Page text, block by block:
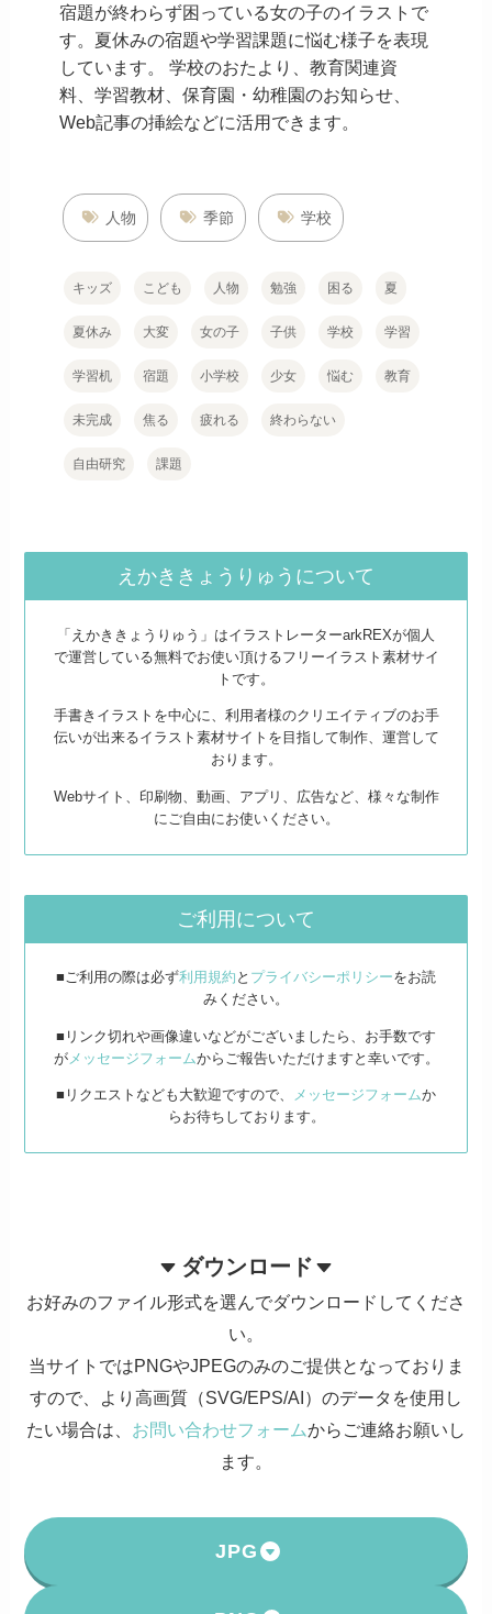
宿題が終わらず困っている女の子のイラストで
す。夏休みの宿題や学習課題に悩む様子を表現
しています。 学校のおたより、教育関連資
料、学習教材、保育園・幼稚園のお知らせ、
Web記事の挿絵などに活用できます。
人物 季節 学校
キッズ こども 人物 勉強 困る 夏
夏休み 大変 女の子 子供 学校 学習
学習机 宿題 小学校 少女 悩む 教育
未完成 焦る 疲れる 終わらない
自由研究 課題
えかききょうりゅうについて
「えかききょうりゅう」はイラストレーターarkREXが個人
で運営している無料でお使い頂けるフリーイラスト素材サイ
トです。
手書きイラストを中心に、利用者様のクリエイティブのお手
伝いが出来るイラスト素材サイトを目指して制作、運営して
おります。
Webサイト、印刷物、動画、アプリ、広告など、様々な制作
にご自由にお使いください。
ご利用について
■ご利用の際は必ず利用規約 と プライバシーポリシーをお読
みください。
■リンク切れや画像違いなどがございましたら、お手数です
がメッセージフォームからご報告いただけますと幸いです。
■リクエストなども大歓迎ですので、 メッセージフォームか
らお待ちしております。
ダウンロード
お好みのファイル形式を選んでダウンロードしてくださ
い。
当サイトではPNGやJPEGのみのご提供となっておりま
すので、より高画質（SVG/EPS/AI）のデータを使用し
たい場合は、 お問い合わせフォームからご連絡お願いし
ます。
JPG